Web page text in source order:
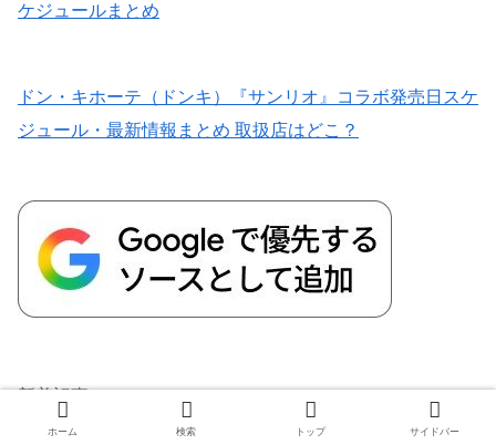
ケジュールまとめ
ドン・キホーテ（ドンキ）『サンリオ』コラボ発売日スケ
ジュール・最新情報まとめ 取扱店はどこ？
新着記事
アベイル2026/8/8発売のコラボまとめ！リ
ホーム 検索 トップ サイドバー